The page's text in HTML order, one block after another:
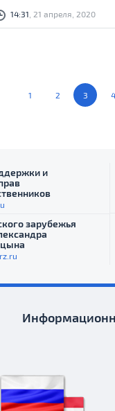
14:31 , 21 апреля, 2020
1 2 3 4
и
зарубежья